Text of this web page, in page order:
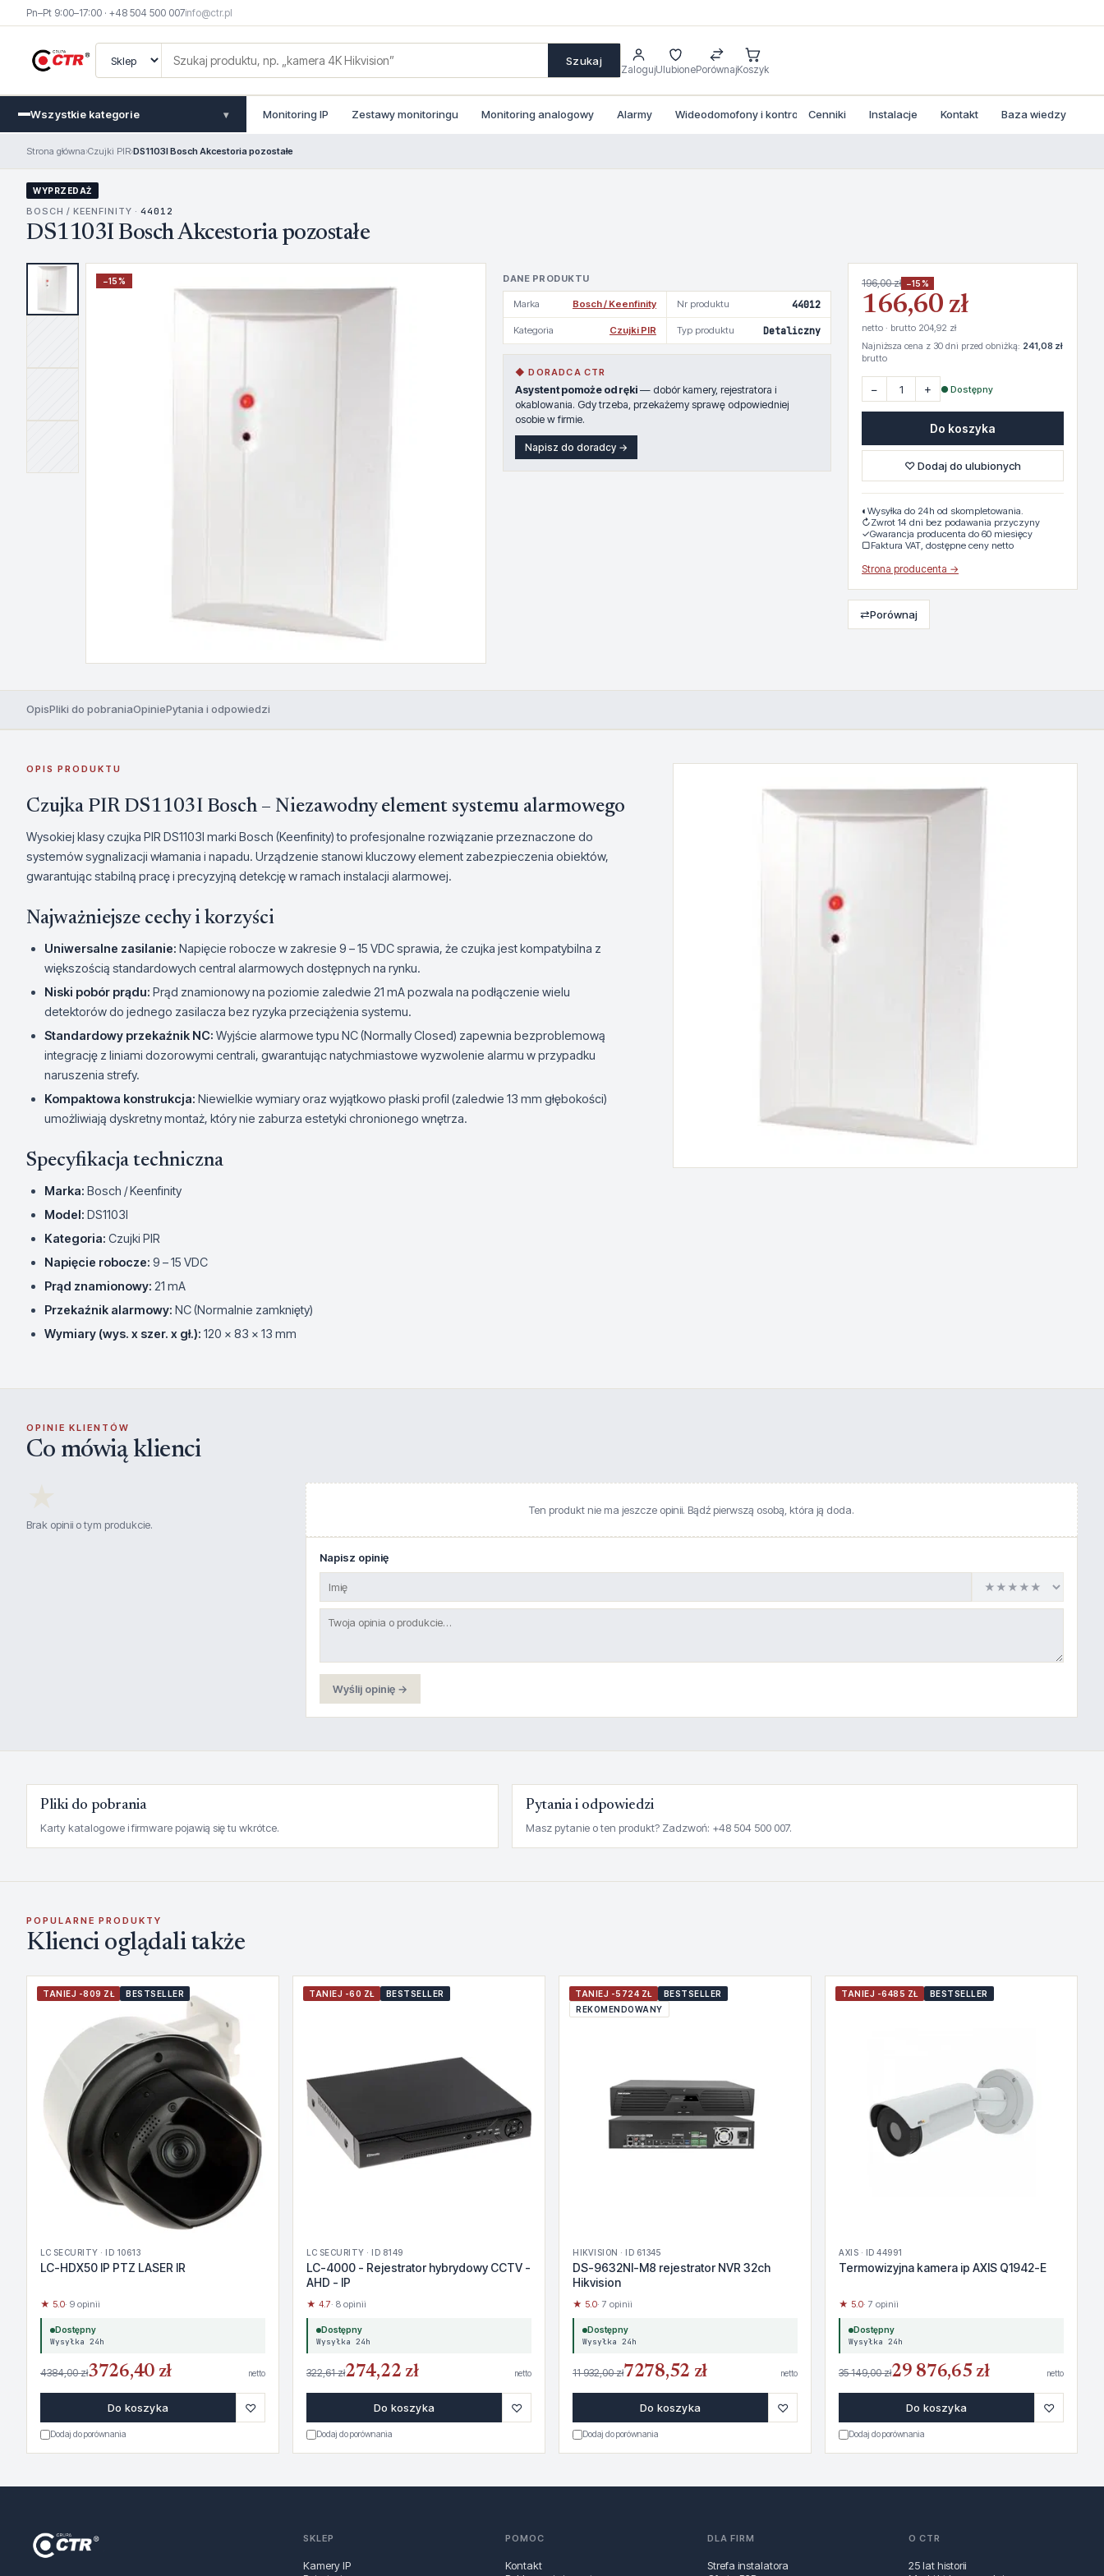
Pn–Pt 9:00–17:00 · +48 504 500 007info@ctr.pl
Szukaj
ZalogujUlubionePorównajKoszyk
Wszystkie kategorie ▾ Monitoring IP Zestawy monitoringu Monitoring analogowy Alarmy Wideodomofony i kontrola dostepu
Cenniki Instalacje Kontakt Baza wiedzy
Strona główna›Czujki PIR›DS1103I Bosch Akcestoria pozostałe
WYPRZEDAŻ
BOSCH / KEENFINITY · 44012
DS1103I Bosch Akcestoria pozostałe
−15% DANE PRODUKTU
Marka Bosch / Keenfinity Nr produktu 44012
Kategoria Czujki PIR Typ produktu Detaliczny
◆ DORADCA CTR
Asystent pomoże od ręki — dobór kamery, rejestratora i
okablowania. Gdy trzeba, przekażemy sprawę odpowiedniej
osobie w firmie.
Napisz do doradcy →
196,00 zł −15%
166,60 zł
netto · brutto 204,92 zł
Najniższa cena z 30 dni przed obniżką: 241,08 zł
brutto
− + ● Dostępny
Do koszyka
♡ Dodaj do ulubionych
◐ Wysyłka do 24h od skompletowania.
↻Zwrot 14 dni bez podawania przyczyny
✓Gwarancja producenta do 60 miesięcy
▢Faktura VAT, dostępne ceny netto
Strona producenta →
⇄Porównaj
OpisPliki do pobraniaOpiniePytania i odpowiedzi
OPIS PRODUKTU
Czujka PIR DS1103I Bosch – Niezawodny element systemu alarmowego
Wysokiej klasy czujka PIR DS1103I marki Bosch (Keenfinity) to profesjonalne rozwiązanie przeznaczone do
systemów sygnalizacji włamania i napadu. Urządzenie stanowi kluczowy element zabezpieczenia obiektów,
gwarantując stabilną pracę i precyzyjną detekcję w ramach instalacji alarmowej.
Najważniejsze cechy i korzyści
Uniwersalne zasilanie: Napięcie robocze w zakresie 9 – 15 VDC sprawia, że czujka jest kompatybilna z
większością standardowych central alarmowych dostępnych na rynku.
Niski pobór prądu: Prąd znamionowy na poziomie zaledwie 21 mA pozwala na podłączenie wielu
detektorów do jednego zasilacza bez ryzyka przeciążenia systemu.
Standardowy przekaźnik NC: Wyjście alarmowe typu NC (Normally Closed) zapewnia bezproblemową
integrację z liniami dozorowymi centrali, gwarantując natychmiastowe wyzwolenie alarmu w przypadku
naruszenia strefy.
Kompaktowa konstrukcja: Niewielkie wymiary oraz wyjątkowo płaski profil (zaledwie 13 mm głębokości)
umożliwiają dyskretny montaż, który nie zaburza estetyki chronionego wnętrza.
Specyfikacja techniczna
Marka: Bosch / Keenfinity
Model: DS1103I
Kategoria: Czujki PIR
Napięcie robocze: 9 – 15 VDC
Prąd znamionowy: 21 mA
Przekaźnik alarmowy: NC (Normalnie zamknięty)
Wymiary (wys. x szer. x gł.): 120 x 83 x 13 mm
OPINIE KLIENTÓW
Co mówią klienci
Brak opinii o tym produkcie.
Ten produkt nie ma jeszcze opinii. Bądź pierwszą osobą, która ją doda.
Napisz opinię
Wyślij opinię →
Pliki do pobrania
Karty katalogowe i firmware pojawią się tu wkrótce.
Pytania i odpowiedzi
Masz pytanie o ten produkt? Zadzwoń: +48 504 500 007.
POPULARNE PRODUKTY
Klienci oglądali także
TANIEJ -809 ZŁ BESTSELLER
LC SECURITY · ID 10613
LC-HDX50 IP PTZ LASER IR
★ 5.0· 9 opinii
Dostępny
Wysyłka 24h
4384,00 zł3726,40 zł netto
Do koszyka ♡
Dodaj do porównania
TANIEJ -60 ZŁ BESTSELLER
LC SECURITY · ID 8149
LC-4000 - Rejestrator hybrydowy CCTV -
AHD - IP
★ 4.7· 8 opinii
Dostępny
Wysyłka 24h
322,61 zł274,22 zł netto
Do koszyka ♡
Dodaj do porównania
TANIEJ -5724 ZŁ
BESTSELLER
REKOMENDOWANY
HIKVISION · ID 61345
DS-9632NI-M8 rejestrator NVR 32ch
Hikvision
★ 5.0· 7 opinii
Dostępny
Wysyłka 24h
11 932,00 zł7278,52 zł netto
Do koszyka ♡
Dodaj do porównania
TANIEJ -6485 ZŁ BESTSELLER
AXIS · ID 44991
Termowizyjna kamera ip AXIS Q1942-E
★ 5.0· 7 opinii
Dostępny
Wysyłka 24h
35 149,00 zł29 876,65 zł netto
Do koszyka ♡
Dodaj do porównania
SKLEP
Kamery IP
POMOC
Kontakt
DLA FIRM
Strefa instalatora
O CTR
25 lat historii